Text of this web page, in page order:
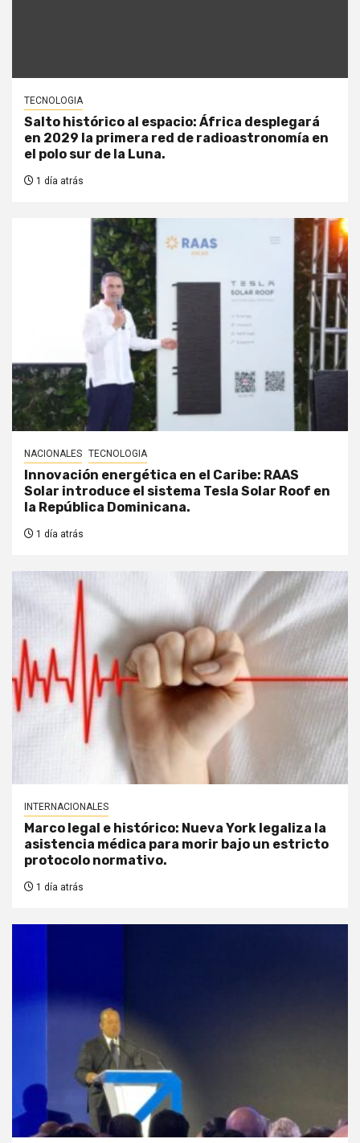
TECNOLOGIA
Salto histórico al espacio: África desplegará
en 2029 la primera red de radioastronomía en
el polo sur de la Luna.
1 día atrás
NACIONALES TECNOLOGIA
Innovación energética en el Caribe: RAAS
Solar introduce el sistema Tesla Solar Roof en
la República Dominicana.
1 día atrás
INTERNACIONALES
Marco legal e histórico: Nueva York legaliza la
asistencia médica para morir bajo un estricto
protocolo normativo.
1 día atrás